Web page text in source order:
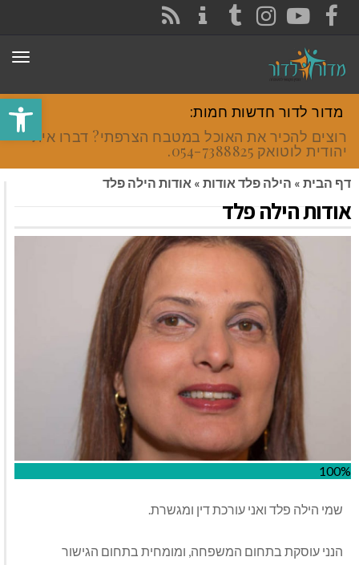
פתח
FACEBOOK
YOUTUBE
INSTAGRAM
TUMBLR
מדור לדור חדשות חמות:
רוצים להכיר את האוכל במטבח הצרפתי? דברו איתי
יהודית לוטואק 054-7388825.
דף הבית » הילה פלד אודות » אודות הילה פלד
אודות הילה פלד
100%
שמי הילה פלד ואני עורכת דין ומגשרת.
הנני עוסקת בתחום המשפחה, ומומחית בתחום הגישור